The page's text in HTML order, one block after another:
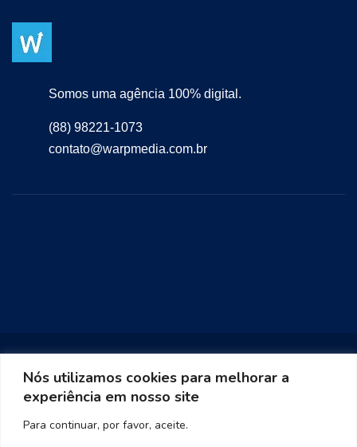
Nós utilizamos cookies para melhorar a
experiência em nosso site
Para continuar, por favor, aceite.
Somos uma agência 100% digital.
(88) 98221-1073
contato@warpmedia.com.br
Warp Media 2023